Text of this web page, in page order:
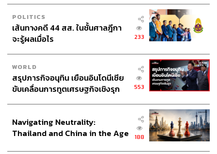
POLITICS
เส้นทางคดี 44 สส. ในชั้นศาลฎีกา
จะรู้ผลเมื่อไร
233
WORLD
สรุปภารกิจอนุทิน เยือนอินโดนีเซีย
ขับเคลื่อนการทูตเศรษฐกิจเชิงรุก
553
Navigating Neutrality:
Thailand and China in the Age
188